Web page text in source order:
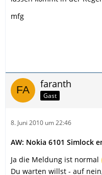
mfg
faranth
Gast
8. Juni 2010 um 22:46
AW: Nokia 6101 Simlock
Ja die Meldung ist normal
Du warten willst - auf